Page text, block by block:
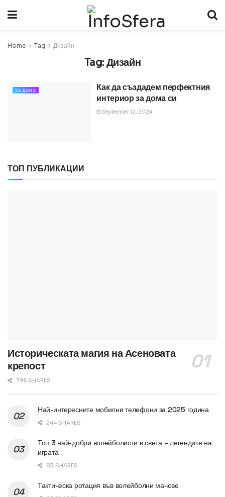
Home Tag Дизайн
Tag: Дизайн
ЗА ДОМА
Как да създадем перфектния
интериор за дома си
September 12, 2024
ТОП ПУБЛИКАЦИИ
Историческата магия на Асеновата
крепост
795 SHARES
Най-интересните мобилни телефони за 2025 година
244 SHARES
Топ 3 най-добри волейболисти в света – легендите на
играта
83 SHARES
Тактическа ротация във волейболни мачове